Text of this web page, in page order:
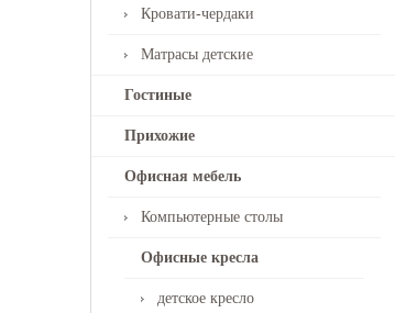
Кровати-чердаки
Матрасы детские
Гостиные
Прихожие
Офисная мебель
Компьютерные столы
Офисные кресла
детское кресло